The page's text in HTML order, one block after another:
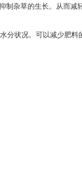
杂草的生长。从而减
分状况。可以减少肥